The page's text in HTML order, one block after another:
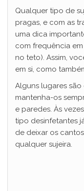
Qualquer tipo de
pragas, e com as
uma dica
com frequência
no teto). Assim,
em si, como
Alguns lugares
mantenha-os
e paredes. Às
tipo desinfetantes
de deixar os
qualquer sujeira.